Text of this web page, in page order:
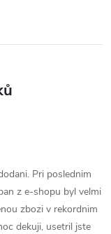
Pri poslednim
z e-shopu byl velmi
zbozi v rekordnim
dekuji, usetril jste